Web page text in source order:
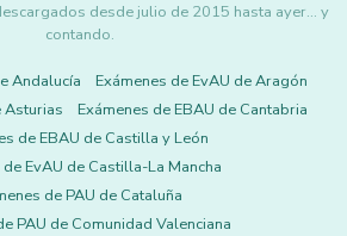
desde julio de 2015 hasta ayer... y
contando.
Andalucía
Exámenes de EvAU de Aragón
Asturias
Exámenes de EBAU de Cantabria
de EBAU de Castilla y León
de EvAU de Castilla-La Mancha
de PAU de Cataluña
PAU de Comunidad Valenciana